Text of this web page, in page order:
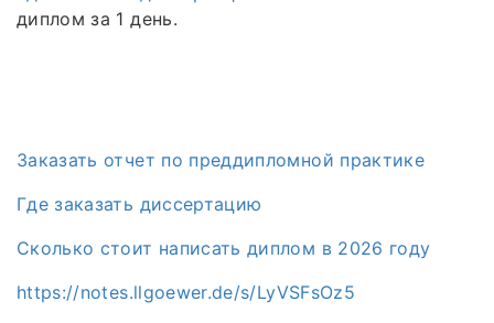
диплом за 1 день.
Заказать отчет по преддипломной практике
Где заказать диссертацию
Сколько стоит написать диплом в 2026 году
https://notes.llgoewer.de/s/LyVSFsOz5